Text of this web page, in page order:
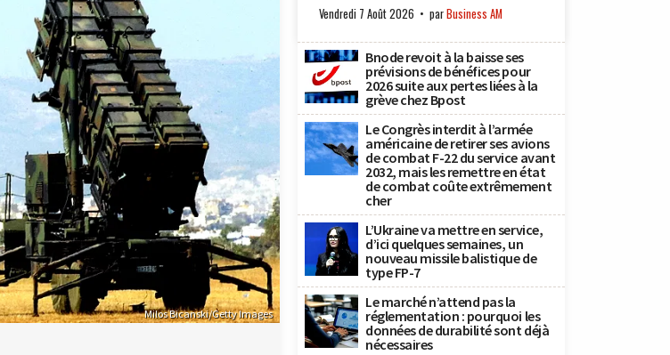
Milos Bicanski/Getty Images
Vendredi 7 Août 2026 parBusiness AM
Bnode revoit à la baisse ses
prévisions de bénéfices pour
2026 suite aux pertes liées à la
grève chez Bpost
Le Congrès interdit à l’armée
américaine de retirer ses avions
de combat F-22 du service avant
2032, mais les remettre en état
de combat coûte extrêmement
cher
L’Ukraine va mettre en service,
d’ici quelques semaines, un
nouveau missile balistique de
type FP-7
Le marché n’attend pas la
réglementation : pourquoi les
données de durabilité sont déjà
nécessaires